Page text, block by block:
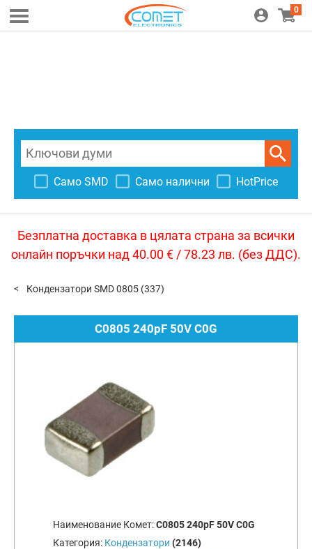
0
Само SMD Само налични HotPrice
Безплатна доставка в цялата страна за всички
онлайн поръчки над 40.00 € / 78.23 лв. (без ДДС).
Кондензатори SMD 0805 (337)
C0805 240pF 50V C0G
Наименование Комет:C0805 240pF 50V C0G
Категория: Кондензатори (2146)